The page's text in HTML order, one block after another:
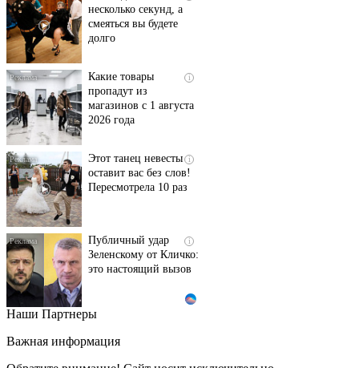
несколько секунд, а
смеяться вы будете
долго
i
Какие товары
пропадут из
магазинов с 1 августа
2026 года
i
Этот танец невесты
оставит вас без слов!
Пересмотрела 10 раз
i
Публичный удар
Зеленскому от Кличко:
это настоящий вызов
Скрытые признаки
не обращает
внимание, а зря!
Наши Партнеры
Важная информация